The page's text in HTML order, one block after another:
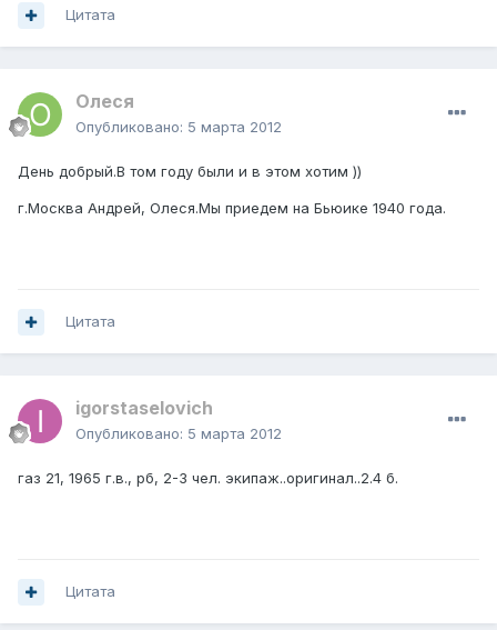
Цитата
Олеся
Опубликовано: 5 марта 2012
День добрый.В том году были и в этом хотим ))
г.Москва Андрей, Олеся.Мы приедем на Бьюике 1940 года.
Цитата
igorstaselovich
Опубликовано: 5 марта 2012
газ 21, 1965 г.в., рб, 2-3 чел. экипаж..оригинал..2.4 б.
Цитата